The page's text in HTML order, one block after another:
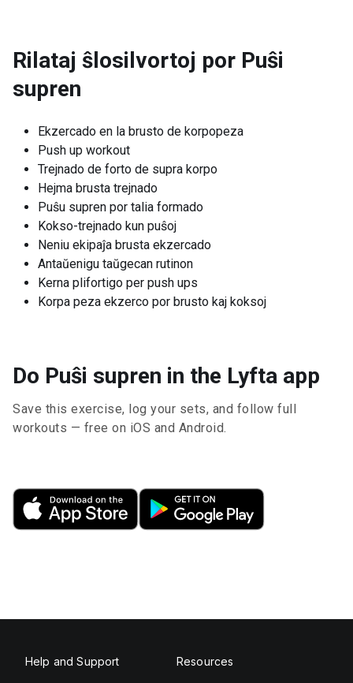
Rilataj ŝlosilvortoj por Puŝi
supren
Ekzercado en la brusto de korpopeza
Push up workout
Trejnado de forto de supra korpo
Hejma brusta trejnado
Puŝu supren por talia formado
Kokso-trejnado kun puŝoj
Neniu ekipaĵa brusta ekzercado
Antaŭenigu taŭgecan rutinon
Kerna plifortigo per push ups
Korpa peza ekzerco por brusto kaj koksoj
Do Puŝi supren in the Lyfta app
Save this exercise, log your sets, and follow full
workouts — free on iOS and Android.
Help and Support Resources